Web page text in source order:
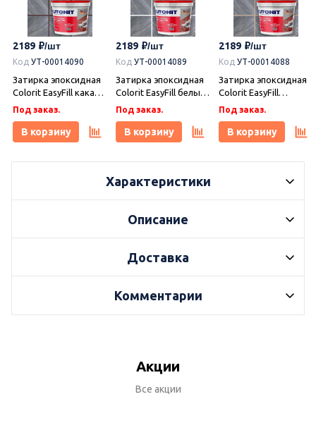
2189
Код УТ-00014090
Затирка эпоксидная
Colorit EasyFill какао 1
кг, Плитонит
Под заказ.
В корзину
2189
Код УТ-00014089
Затирка эпоксидная
Colorit EasyFill белый
1 кг, Плитонит
Под заказ.
В корзину
2189
Код УТ-00014088
Затирка эпоксидная
Colorit EasyFill
бежевый 1 кг,
Плитонит
Под заказ.
В корзину
Характеристики
Описание
Доставка
Комментарии
Акции
Все акции